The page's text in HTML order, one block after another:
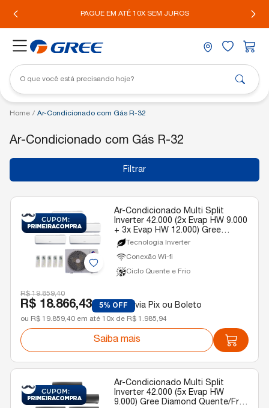
PAGUE EM ATÉ 10X SEM JUROS
Home / Ar-Condicionado com Gás R-32
Ar-Condicionado com Gás R-32
Filtrar
Ar-Condicionado Multi Split
Inverter 42.000 (2x Evap HW 9.000
+ 3x Evap HW 12.000) Gree
Quente/Frio R-32 220v
Tecnologia Inverter
Conexão Wi-fi
Ciclo Quente e Frio
R$ 19.859,40
R$ 18.866,43 5% OFF via Pix ou Boleto
ou R$ 19.859,40 em até 10x de R$ 1.985,94
Saiba mais
Ar-Condicionado Multi Split
Inverter 42.000 (5x Evap HW
9.000) Gree Diamond Quente/Frio